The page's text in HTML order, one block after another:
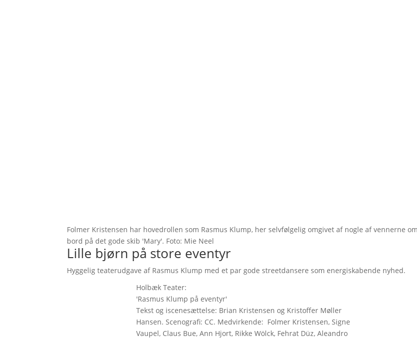
Folmer Kristensen har hovedrollen som Rasmus Klump, her selvfølgelig omgivet af nogle af vennerne om
bord på det gode skib 'Mary'. Foto: Mie Neel
Lille bjørn på store eventyr
Hyggelig teaterudgave af Rasmus Klump med et par gode streetdansere som energiskabende nyhed.
Holbæk Teater:
'Rasmus Klump på eventyr'
Tekst og iscenesættelse: Brian Kristensen og Kristoffer Møller
Hansen. Scenografi: CC. Medvirkende: Folmer Kristensen, Signe
Vaupel, Claus Bue, Ann Hjort, Rikke Wölck, Fehrat Düz, Aleandro